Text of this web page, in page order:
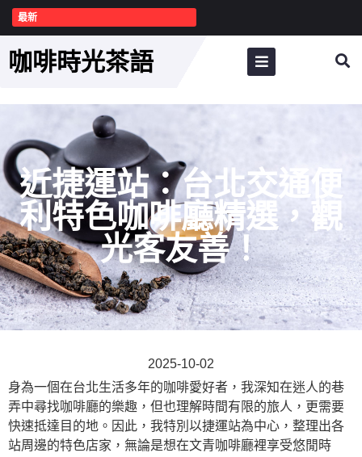
最新
咖啡時光茶語
近捷運站：台北交通便
利特色咖啡廳精選，觀
光客友善！
2025-10-02
身為一個在台北生活多年的咖啡愛好者，我深知在迷人的巷
弄中尋找咖啡廳的樂趣，但也理解時間有限的旅人，更需要
快速抵達目的地。因此，我特別以捷運站為中心，整理出各
站周邊的特色店家，無論是想在文青咖啡廳裡享受悠閒時